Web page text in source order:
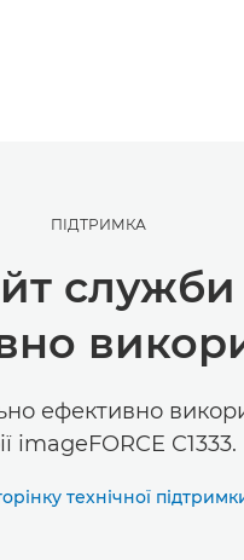
ПІДТРИМКА
ефективно
imageFORCE C1333.
технічної